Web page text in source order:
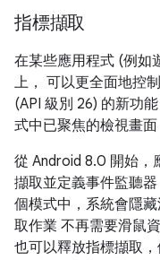
指標擷取
在某些應用程式 (例如
上， 可以更全面地控
(API 級別 26) 的新功
式中已聚焦的檢視畫面
從 Android 8.0 開始，
擷取並定義事件監聽
個模式中，系統會隱
取作業 不再需要滑鼠
也可以釋放指標擷取